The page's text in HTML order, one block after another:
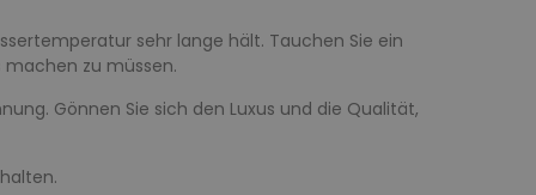
sehr lange hält. Tauchen Sie ein
machen zu müssen.
Gönnen Sie sich den Luxus und die Qualität,